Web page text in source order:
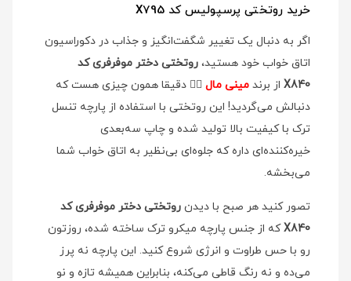
خرید روتختی پرسپولیس کد X795
اگر به دنبال یک تغییر شگفت‌انگیز و جذاب در دکوراسیون
اتاق خواب خود هستید، روتختی دختر موفرفری کد
X840 از برند مینی مال 👉🏻 دقیقا همون چیزی هست که
دنبالش می‌گردید! این روتختی با استفاده از پارچه تنسل
ترک با کیفیت بالا تولید شده و چاپ سه‌بعدی
خیره‌کننده‌ای داره که جلوه‌ای بی‌نظیر به اتاق خواب شما
می‌بخشه.
تصور کنید هر صبح با دیدن روتختی دختر موفرفری کد
X840 که از جنس پارچه میکرو ترک ساخته شده، روزتون
رو با حس طراوت و انرژی شروع کنید. این پارچه نه پرز
می‌ده و نه رنگ قاطی می‌کنه، بنابراین همیشه تازه و نو